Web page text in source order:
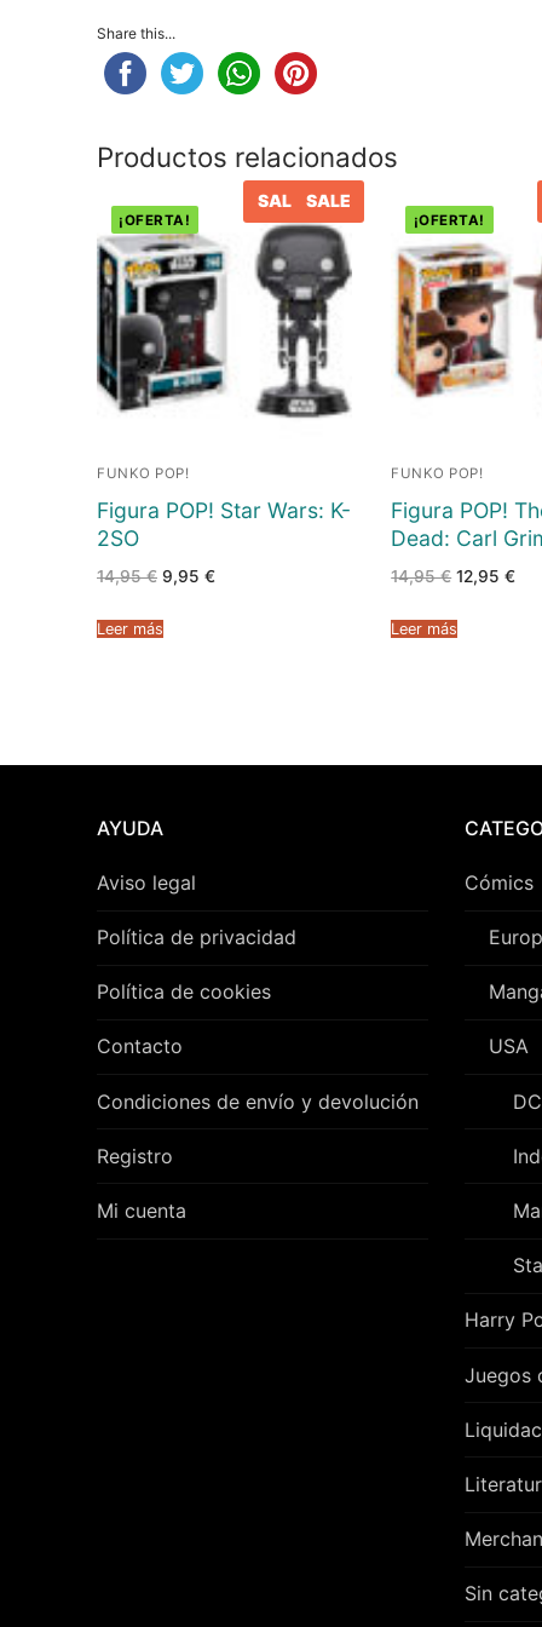
Share this...
Productos relacionados
¡OFERTA!
FUNKO POP!
SALE SALE
Figura POP! Star Wars: K-
2SO
14,95€ El
precio
era:
14,95 €.
9,95 €El
Leer más
¡OFERTA!
FUNKO POP!
Figura POP!
Dead: Carl
14,95€ El
precio
era:
14,95 €.
12,95€El
Leer más
AYUDA
Aviso legal
Política de privacidad
Política de cookies
Contacto
Condiciones de envío y devolución
Registro
Mi cuenta
Cómics
USA
Harry
Juegos
Sin